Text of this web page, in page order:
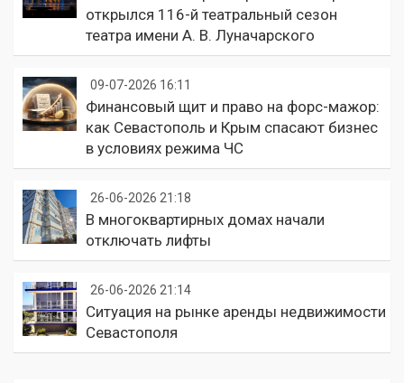
открылся 116-й театральный сезон
театра имени А. В. Луначарского
09-07-2026 16:11
Финансовый щит и право на форс-мажор:
как Севастополь и Крым спасают бизнес
в условиях режима ЧС
26-06-2026 21:18
В многоквартирных домах начали
отключать лифты
26-06-2026 21:14
Ситуация на рынке аренды недвижимости
Севастополя